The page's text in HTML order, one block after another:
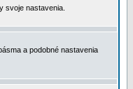
svoje nastavenia.
a podobné nastavenia